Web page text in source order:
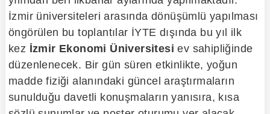
İzmir üniversiteleri arasında dönüşümlü yapılması
öngörülen bu toplantılar İYTE dışında bu yıl ilk
kez İzmir Ekonomi Üniversitesi ev sahipliğinde
düzenlenecek. Bir gün süren etkinlikte, yoğun
madde fiziği alanındaki güncel araştırmaların
sunulduğu davetli konuşmaların yanısıra, kısa